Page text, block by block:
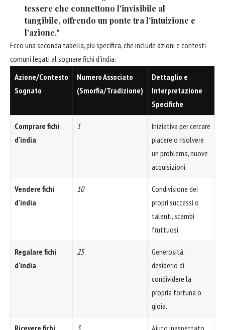
tessere che connettono l'invisibile al
tangibile, offrendo un ponte tra l'intuizione e
l'azione."
Ecco una seconda tabella, più specifica, che include azioni e contesti
comuni legati al sognare fichi d'india:
Azione/Contesto
Sognato
Numero Associato
(Smorfia/Tradizione)
Dettaglio e
Interpretazione
Specifiche
Comprare fichi
d'india
1
Iniziativa per cercare
piacere o risolvere
un problema, nuove
acquisizioni.
Vendere fichi
d'india
10
Condivisione dei
propri successi o
talenti, scambi
fruttuosi.
Regalare fichi
d'india
25
Generosità,
desiderio di
condividere la
propria fortuna o
gioia.
Ricevere fichi
3
Aiuto inaspettato,